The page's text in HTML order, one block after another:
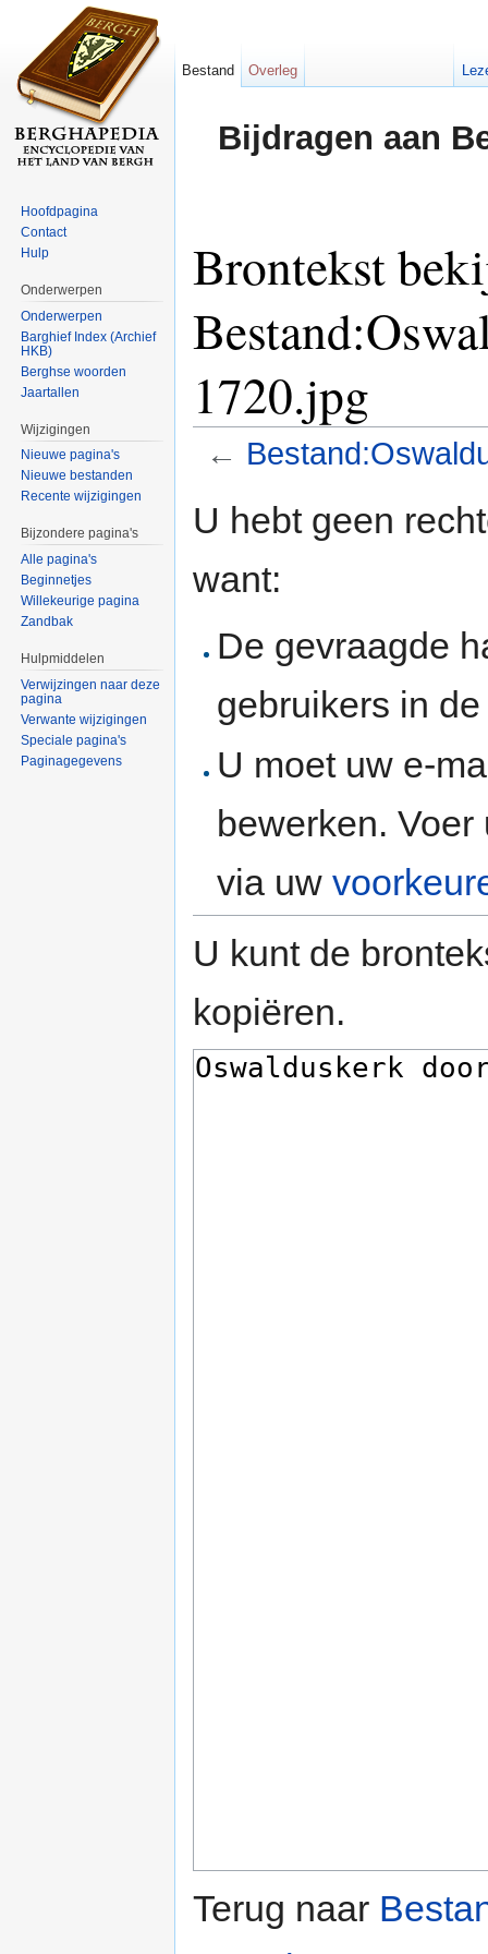
Bijdragen aan
Brontekst
1720.jpg
←
U hebt geen
want:
De gevraagde
gebruikers in
U moet uw e-
bewerken.
via uw
U kunt de
kopiëren.
Terug naar
Bestand Overleg
Hoofdpagina
Contact
Hulp
Onderwerpen
Onderwerpen
Barghief Index (Archief
HKB)
Berghse woorden
Jaartallen
Wijzigingen
Nieuwe pagina's
Nieuwe bestanden
Recente wijzigingen
Bijzondere pagina's
Alle pagina's
Beginnetjes
Willekeurige pagina
Zandbak
Hulpmiddelen
Verwijzingen naar deze
pagina
Verwante wijzigingen
Speciale pagina's
Paginagegevens